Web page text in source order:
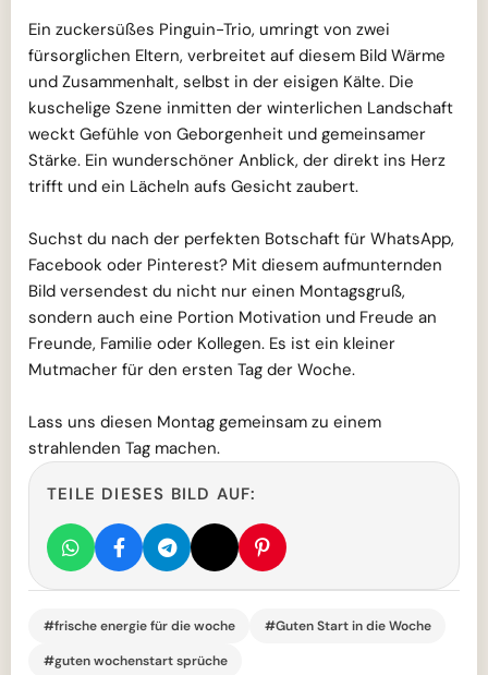
Ein zuckersüßes Pinguin-Trio, umringt von zwei
fürsorglichen Eltern, verbreitet auf diesem Bild Wärme
und Zusammenhalt, selbst in der eisigen Kälte. Die
kuschelige Szene inmitten der winterlichen Landschaft
weckt Gefühle von Geborgenheit und gemeinsamer
Stärke. Ein wunderschöner Anblick, der direkt ins Herz
trifft und ein Lächeln aufs Gesicht zaubert.
Suchst du nach der perfekten Botschaft für WhatsApp,
Facebook oder Pinterest? Mit diesem aufmunternden
Bild versendest du nicht nur einen Montagsgruß,
sondern auch eine Portion Motivation und Freude an
Freunde, Familie oder Kollegen. Es ist ein kleiner
Mutmacher für den ersten Tag der Woche.
Lass uns diesen Montag gemeinsam zu einem
strahlenden Tag machen.
TEILE DIESES BILD AUF:
#frische energie für die woche
#Guten Start in die Woche
#guten wochenstart sprüche